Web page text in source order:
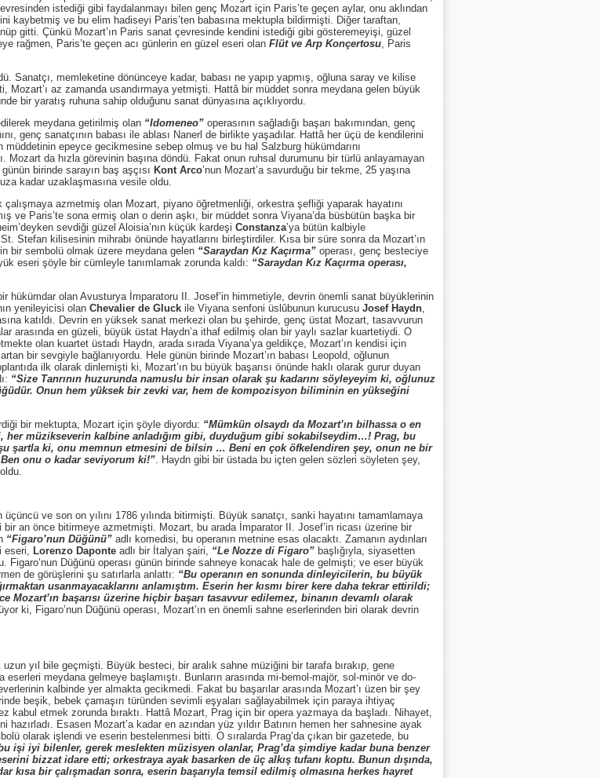
istediği gibi faydalanmayı bilen genç Mozart için Paris’te geçen aylar, onu aklından
kaybetmiş ve bu elim hadiseyi Paris’ten babasına mektupla bildirmişti. Diğer taraftan,
gitti. Çünkü Mozart’ın Paris sanat çevresinde kendini istediği gibi gösteremeyişi, güzel
rağmen, Paris’te geçen acı günlerin en güzel eseri olan Flüt ve Arp Konçertosu, Paris
memleketine dönünceye kadar, babası ne yapıp yapmış, oğluna saray ve kilise
Mozart’ı az zamanda usandırmaya yetmişti. Hattâ bir müddet sonra meydana gelen büyük
bir yaratış ruhuna sahip olduğunu sanat dünyasına açıklıyordu.
meydana getirilmiş olan “Idomeneo” operasının sağladığı başarı bakımından, genç
genç sanatçının babası ile ablası Nanerl de birlikte yaşadılar. Hattâ her üçü de kendilerini
müddetinin epeyce gecikmesine sebep olmuş ve bu hal Salzburg hükümdarını
Mozart da hızla görevinin başına döndü. Fakat onun ruhsal durumunu bir türlü anlayamayan
birinde sarayın baş aşçısı Kont Arco’nun Mozart’a savurduğu bir tekme, 25 yaşına
kadar uzaklaşmasına vesile oldu.
azmetmiş olan Mozart, piyano öğretmenliği, orkestra şefliği yaparak hayatını
ve Paris’te sona ermiş olan o derin aşkı, bir müddet sonra Viyana’da büsbütün başka bir
sevdiği güzel Aloisia’nın küçük kardeşi Constanza’ya bütün kalbiyle
Stefan kilisesinin mihrabı önünde hayatlarını birleştirdiler. Kısa bir süre sonra da Mozart’ın
bir sembolü olmak üzere meydana gelen “Saraydan Kız Kaçırma” operası, genç besteciye
eseri şöyle bir cümleyle tanımlamak zorunda kaldı: “Saraydan Kız Kaçırma operası,
olan Avusturya İmparatoru II. Josef’in himmetiyle, devrin önemli sanat büyüklerinin
yenileyicisi olan Chevalier de Gluck ile Viyana senfoni üslûbunun kurucusu Josef Haydn,
katıldı. Devrin en yüksek sanat merkezi olan bu şehirde, genç üstat Mozart, tasavvurun
arasında en güzeli, büyük üstat Haydn’a ithaf edilmiş olan bir yaylı sazlar kuartetiydi. O
olan kuartet üstadı Haydn, arada sırada Viyana’ya geldikçe, Mozart’ın kendisi için
bir sevgiyle bağlanıyordu. Hele günün birinde Mozart’ın babası Leopold, oğlunun
ilk olarak dinlemişti ki, Mozart’ın bu büyük başarısı önünde haklı olarak gurur duyan
“Size Tanrının huzurunda namuslu bir insan olarak şu kadarını söyleyeyim ki, oğlunuz
Onun hem yüksek bir zevki var, hem de kompozisyon biliminin en yükseğini
bir mektupta, Mozart için şöyle diyordu: “Mümkün olsaydı da Mozart’ın bilhassa o en
her müzikseverin kalbine anladığım gibi, duyduğum gibi sokabilseydim…! Prag, bu
şu şartla ki, onu memnun etmesini de bilsin … Beni en çok öfkelendiren şey, onun ne bir
onu o kadar seviyorum ki!”. Haydn gibi bir üstada bu içten gelen sözleri söyleten şey,
ve son on yılını 1786 yılında bitirmişti. Büyük sanatçı, sanki hayatını tamamlamaya
bir an önce bitirmeye azmetmişti. Mozart, bu arada İmparator II. Josef’in ricası üzerine bir
“Figaro’nun Düğünü” adlı komedisi, bu operanın metnine esas olacaktı. Zamanın aydınları
eseri, Lorenzo Daponte adlı bir İtalyan şairi, “Le Nozze di Figaro” başlığıyla, siyasetten
Düğünü operası günün birinde sahneye konacak hale de gelmişti; ve eser büyük
de görüşlerini şu satırlarla anlattı: “Bu operanın en sonunda dinleyicilerin, bu büyük
usanmayacaklarını anlamıştım. Eserin her kısmı birer kere daha tekrar ettirildi;
başarısı üzerine hiçbir başarı tasavvur edilemez, binanın devamlı olarak
ki, Figaro’nun Düğünü operası, Mozart’ın en önemli sahne eserlerinden biri olarak devrin
yıl bile geçmişti. Büyük besteci, bir aralık sahne müziğini bir tarafa bırakıp, gene
eserleri meydana gelmeye başlamıştı. Bunların arasında mi-bemol-majör, sol-minör ve do-
kalbinde yer almakta gecikmedi. Fakat bu başarılar arasında Mozart’ı üzen bir şey
beşik, bebek çamaşırı türünden sevimli eşyaları sağlayabilmek için paraya ihtiyaç
kabul etmek zorunda bıraktı. Hattâ Mozart, Prag için bir opera yazmaya da başladı. Nihayet,
hazırladı. Esasen Mozart’a kadar en azından yüz yıldır Batının hemen her sahnesine ayak
olarak işlendi ve eserin bestelenmesi bitti. O sıralarda Prag’da çıkan bir gazetede, bu
işi iyi bilenler, gerek meslekten müzisyen olanlar, Prag’da şimdiye kadar buna benzer
bizzat idare etti; orkestraya ayak basarken de üç alkış tufanı koptu. Bunun dışında,
kısa bir çalışmadan sonra, eserin başarıyla temsil edilmiş olmasına herkes hayret